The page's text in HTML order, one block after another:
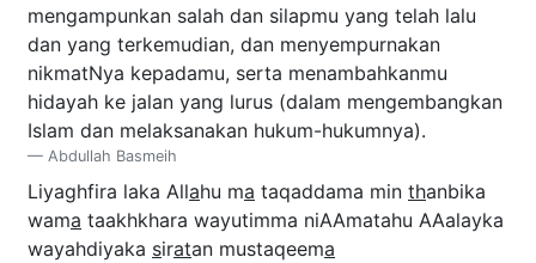
mengampunkan salah dan silapmu yang telah lalu
dan yang terkemudian, dan menyempurnakan
nikmatNya kepadamu, serta menambahkanmu
hidayah ke jalan yang lurus (dalam mengembangkan
Islam dan melaksanakan hukum-hukumnya).
Abdullah Basmeih
Liyaghfira laka Allahu ma taqaddama min thanbika
wama taakhkhara wayutimma niAAmatahu AAalayka
wayahdiyaka siratan mustaqeema